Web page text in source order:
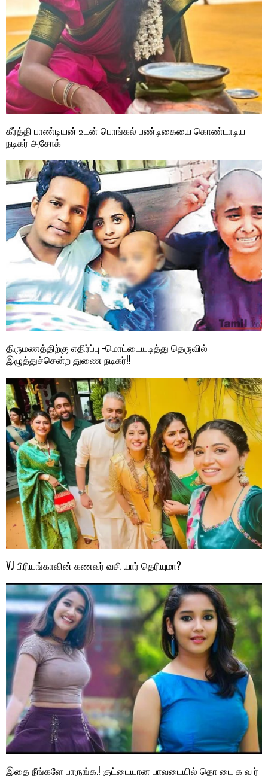
கீர்த்தி பாண்டியன் உடன் பொங்கல் பண்டிகையை கொண்டாடிய
நடிகர் அசோக்
திருமணத்திற்கு எதிர்ப்பு -மொட்டையடித்து தெருவில்
இழுத்துச்சென்ற துணை நடிகர்!!
VJ பிரியங்காவின் கணவர் வசி யார் தெரியுமா?
இதை நீங்களே பாருங்க.! குட்டையான பாவடையில் தொ டை க வ ர்